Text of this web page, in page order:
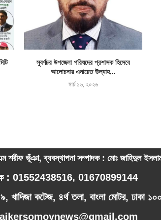
সুবর্ণচর উপজেলা পরিষদের প্রশাসক হিসেবে
আলোচনায় এনায়েত উল্যাহ...
মার্চ ১৬, ২০২৬
শরীফ ভূঁঞা, ব্যবস্থাপনা সম্পাদক : মোঃ জাহিদুল
: 01552438516, 01670899144
খাদিজা কটেজ, ৪র্থ তলা, বাংলা মোটর, ঢাকা